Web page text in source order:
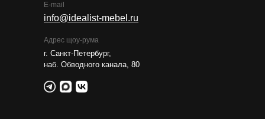
info@idealist-mebel.ru
E-mail
Адрес щоу-рума
г. Санкт-Петербург,
наб. Обводного канала, 80